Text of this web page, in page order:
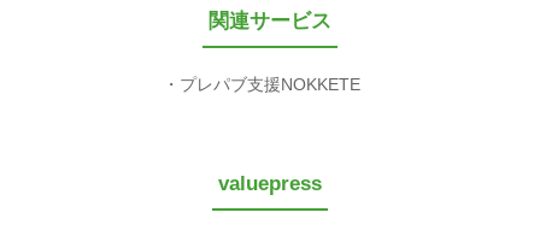
関連サービス
プレパブ支援NOKKETE
valuepress